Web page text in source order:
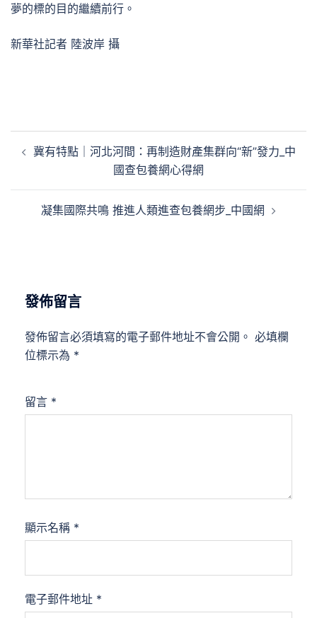
夢的標的目的繼續前行。
新華社記者 陸波岸 攝
章 冀有特點｜河北河間：再制造財產集群向“新”發力_中
國查包養網心得網
凝集國際共鳴 推進人類進查包養網步_中國網
發佈留言
發佈留言必須填寫的電子郵件地址不會公開。 必填欄
位標示為 *
留言 *
顯示名稱 *
電子郵件地址 *